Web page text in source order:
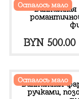
Осталось мало
Винтажная
BYN 500.00
Осталось мало
Винтажная
ручками,